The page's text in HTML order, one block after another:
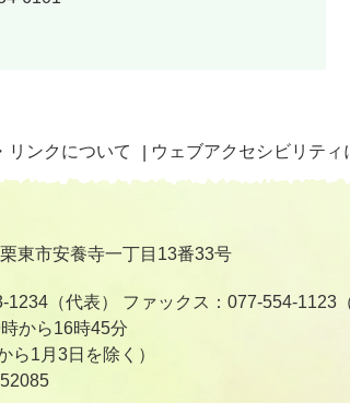
リンクについて ウェブアクセシビリティ
東市安養寺一丁目13番33号
（代表）
ファックス：077-554-1123
から16時45分
ら1月3日を除く）